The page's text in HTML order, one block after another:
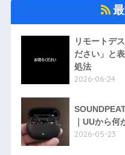
リモートデ
ださい」と
処法
2026-06-24
｜UUから何
2026-05-23